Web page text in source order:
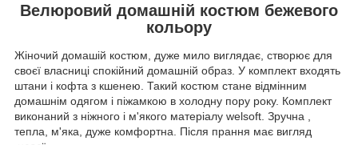
Велюровий домашній костюм бежевого
кольору
Жіночий домашій костюм, дуже мило виглядає, створює для
своєї власниці спокійний домашній образ. У комплект входять
штани і кофта з кшенею. Такий костюм стане відмінним
домашнім одягом і піжамкою в холодну пору року. Комплект
виконаний з ніжного і м'якого матеріалу welsoft. Зручна ,
тепла, м'яка, дуже комфортна. Після прання має вигляд